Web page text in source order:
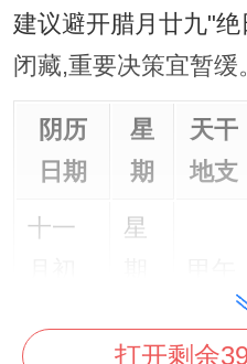
建议避开腊月廿九"
闭藏,重要决策宜暂缓
阴历
日期
星
期
天干
地支
十一
星
打开剩余